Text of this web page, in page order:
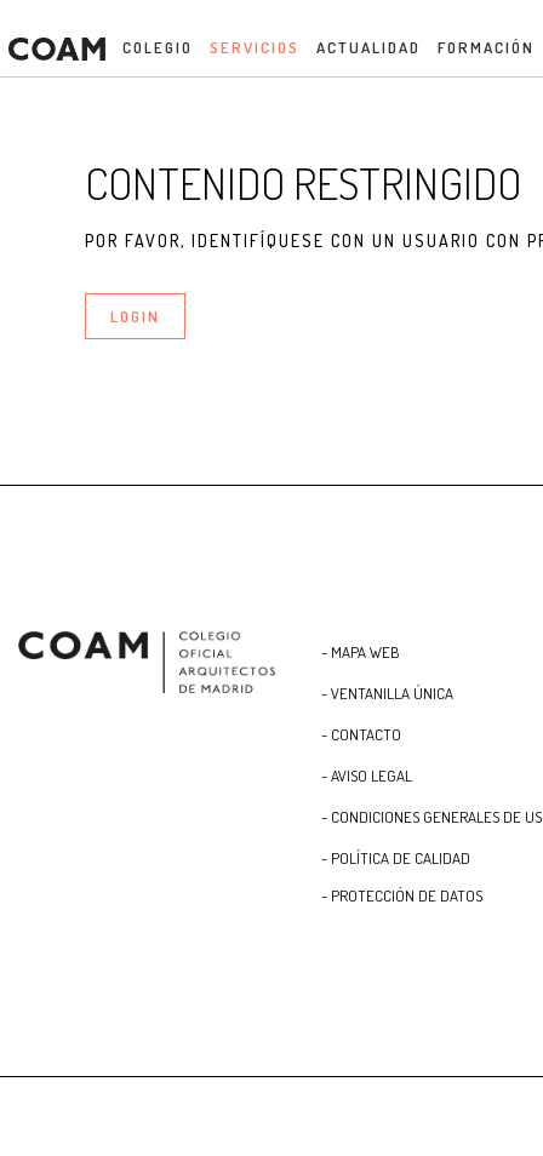
COLEGIO SERVICIOS ACTUALIDAD FORMACIÓN
CONTENIDO RESTRINGIDO
POR FAVOR, IDENTIFÍQUESE CON UN USUARIO CON
LOGIN
- MAPA WEB
- VENTANILLA ÚNICA
- CONTACTO
- AVISO LEGAL
- CONDICIONES GENERALES DE
- POLÍTICA DE CALIDAD
- PROTECCIÓN DE DATOS